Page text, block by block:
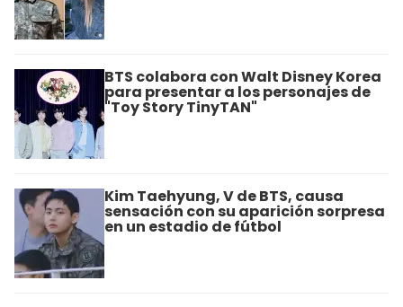
BTS colabora con Walt Disney Korea
para presentar a los personajes de
"Toy Story TinyTAN"
Kim Taehyung, V de BTS, causa
sensación con su aparición sorpresa
en un estadio de fútbol